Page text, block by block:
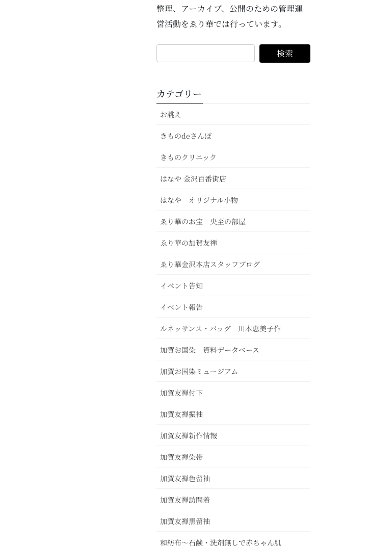
整理、アーカイブ、公開のための管理運
営活動をゑり華では行っています。
カテゴリー
お誂え
きものdeさんぽ
きものクリニック
はなや 金沢百番街店
はなや オリジナル小物
ゑり華のお宝 央至の部屋
ゑり華の加賀友禅
ゑり華金沢本店スタッフブログ
イベント告知
イベント報告
ルネッサンス・バッグ 川本恵美子作
加賀お国染 資料データベース
加賀お国染ミュージアム
加賀友禅付下
加賀友禅振袖
加賀友禅新作情報
加賀友禅染帯
加賀友禅色留袖
加賀友禅訪問着
加賀友禅黒留袖
和紡布～石鹸・洗剤無しで赤ちゃん肌